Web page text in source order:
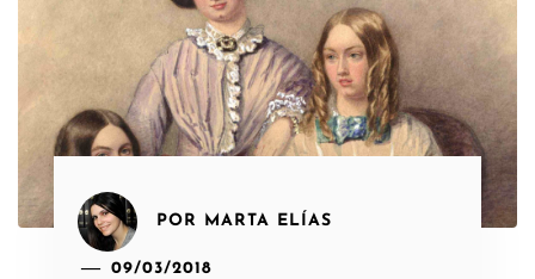
POR MARTA ELÍAS
09/03/2018